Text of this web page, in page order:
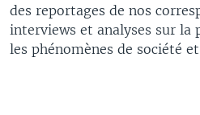
des reportages de nos
interviews et analyses sur la
les phénomènes de société